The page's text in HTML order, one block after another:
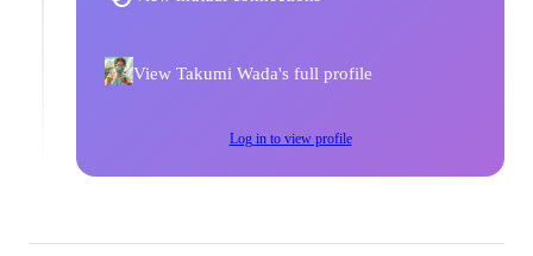
View Takumi Wada's full profile
Log in to view profile